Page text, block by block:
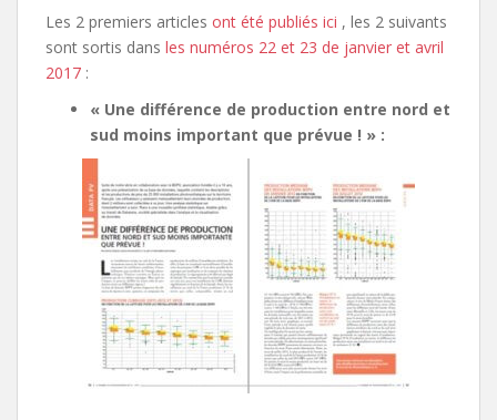
Les 2 premiers articles ont été publiés ici , les 2 suivants
sont sortis dans les numéros 22 et 23 de janvier et avril
2017 :
« Une différence de production entre nord et
sud moins important que prévue ! » :